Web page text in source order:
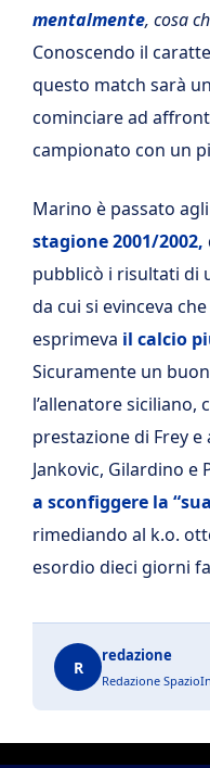
mentalmente, cosa
Conoscendo il
questo match sarà
cominciare ad
campionato con un
Marino è passato
stagione 2001/2002,
pubblicò i risultati di
da cui si evinceva
esprimeva il calcio
Sicuramente un
l’allenatore siciliano,
prestazione di Frey
Jankovic, Gilardino e
a sconfiggere la
rimediando al k.o.
esordio dieci giorni
R
redazione
Redazione